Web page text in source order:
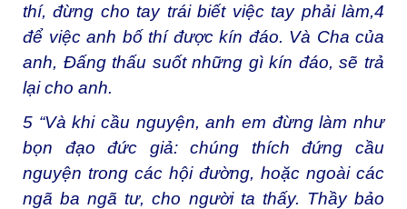
thí, đừng cho tay trái biết việc tay phải làm,4
để việc anh bố thí được kín đáo. Và Cha của
anh, Đấng thấu suốt những gì kín đáo, sẽ trả
lại cho anh.
5 “Và khi cầu nguyện, anh em đừng làm như
bọn đạo đức giả: chúng thích đứng cầu
nguyện trong các hội đường, hoặc ngoài các
ngã ba ngã tư, cho người ta thấy. Thầy bảo